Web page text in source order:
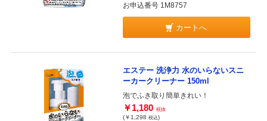
お申込番号 1M8757
カートへ
エステー 洗浄力 水のいらないスニ
ーカークリーナー 150ml
泡でふき取り簡単きれい！
￥1,180 税抜
(￥1,298 税込)